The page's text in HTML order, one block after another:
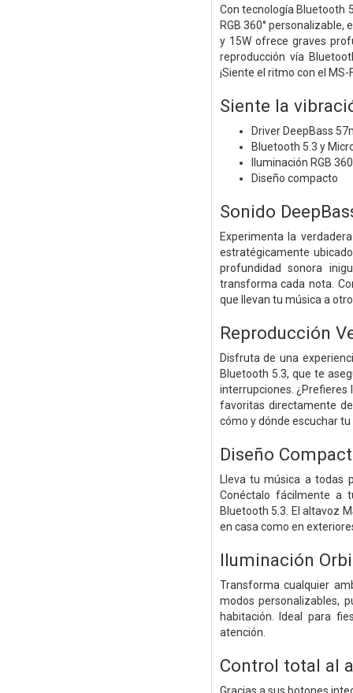
Con tecnología Bluetooth
RGB 360°
y 15W ofrece graves
reproducción vía
¡Siente el ritmo con el MS-
Siente la
Driver DeepBass
Bluetooth 5.3 y
Iluminación RGB
Diseño compacto
Sonido
Experimenta la
estratégicamente
profundidad sonora
transforma cada nota.
que llevan tu música a
Reproducción
Disfruta de una
Bluetooth 5.3, que te
interrupciones.
favoritas directamente
cómo y dónde escuchar
Diseño
Lleva tu música a
Conéctalo fácilmente a
Bluetooth 5.3. El altavoz
en casa como en
Iluminación
Transforma cualquier
modos personalizables,
habitación. Ideal para
atención.
Control total al